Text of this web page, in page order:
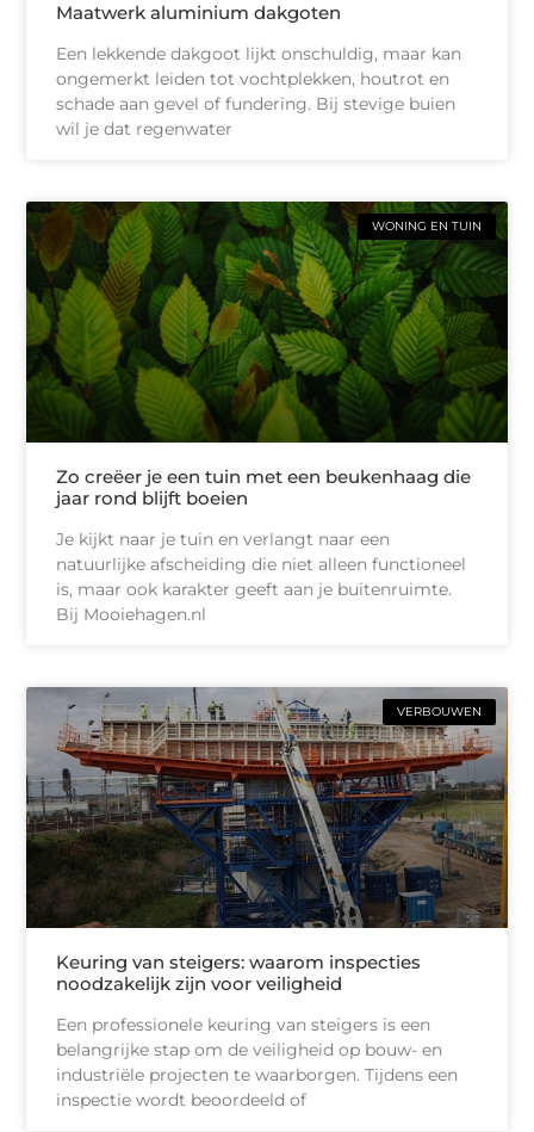
Maatwerk aluminium dakgoten
Een lekkende dakgoot lijkt onschuldig, maar kan
ongemerkt leiden tot vochtplekken, houtrot en
schade aan gevel of fundering. Bij stevige buien
wil je dat regenwater
WONING EN TUIN
Zo creëer je een tuin met een beukenhaag die
jaar rond blijft boeien
Je kijkt naar je tuin en verlangt naar een
natuurlijke afscheiding die niet alleen functioneel
is, maar ook karakter geeft aan je buitenruimte.
Bij Mooiehagen.nl
VERBOUWEN
Keuring van steigers: waarom inspecties
noodzakelijk zijn voor veiligheid
Een professionele keuring van steigers is een
belangrijke stap om de veiligheid op bouw- en
industriële projecten te waarborgen. Tijdens een
inspectie wordt beoordeeld of